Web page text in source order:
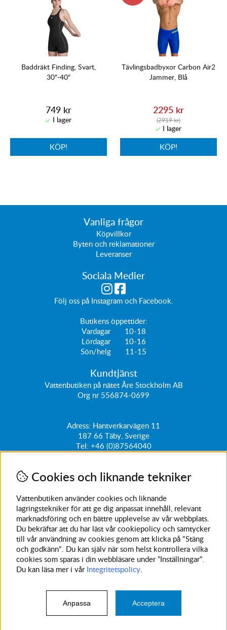
Baddräkt Finding, Svart,
30"-40"
749 kr
KÖP!
Tävlingsbadbyxor Carbon Air2
Jammer, Blå
2295 kr
(2919 kr)
KÖP!
Vanliga frågor
Köpvillkor
Byten och reklamationer
Leveranser
Sociala Medier
Följ oss på Instagramoch Facebook.
Butikens öppettider:
Vardagar 10-18
Lördagar 10-16
Sön/helg 11-15
Kundtjänst
Vattenbutiken på nätet Åre Stockholm AB
Org nr 556874-0699
Adress: Hantverkarvägen 11
187 66 Täby, Sverige
Tel: +46 (0)87564040
Få vårt nyhetsbrev
Ange din e-post nedan för att ta del av nyheter och
erbjudanden
SKICKA
Avanmäl nyhetsbrev
Cookies och liknande tekniker
Vattenbutiken använder cookies och liknande
lagringstekniker för att ge dig anpassat innehåll, relevant
marknadsföring och en bättre upplevelse av vår webbplats.
Du bekräftar att du har läst vår cookiepolicy och samtycker
till vår användning av cookies genom att klicka på "Stäng
och godkänn". Du kan själv när som helst kontrollera vilka
cookies som sparas i din webbläsare under ”Inställningar”.
Du kan läsa mer i vår Integritetspolicy.
Anpassa Acceptera